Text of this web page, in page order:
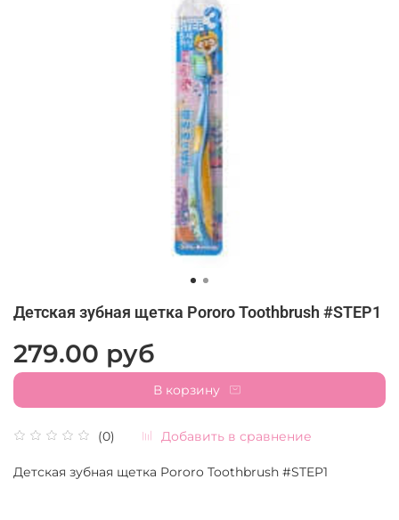
Детская зубная щетка Pororo Toothbrush #STEP1
(0) Добавить в сравнение
279.00 руб
В корзину
Детская зубная щетка Pororo Toothbrush #STEP1